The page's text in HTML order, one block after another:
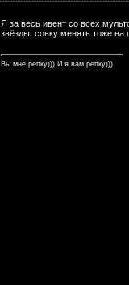
Я за весь ивент со всех
звёзды, совку менять тоже на
Вы мне репку))) И я вам репку)))